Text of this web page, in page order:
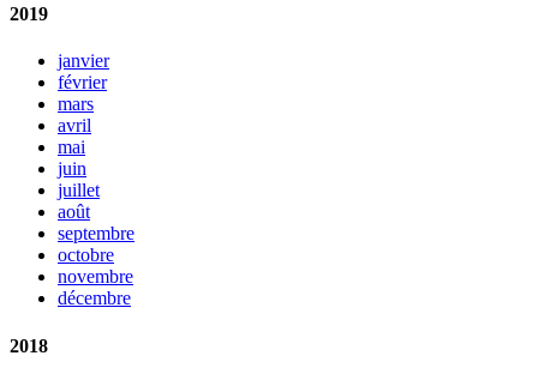
2019
janvier
février
mars
avril
mai
juin
juillet
août
septembre
octobre
novembre
décembre
2018